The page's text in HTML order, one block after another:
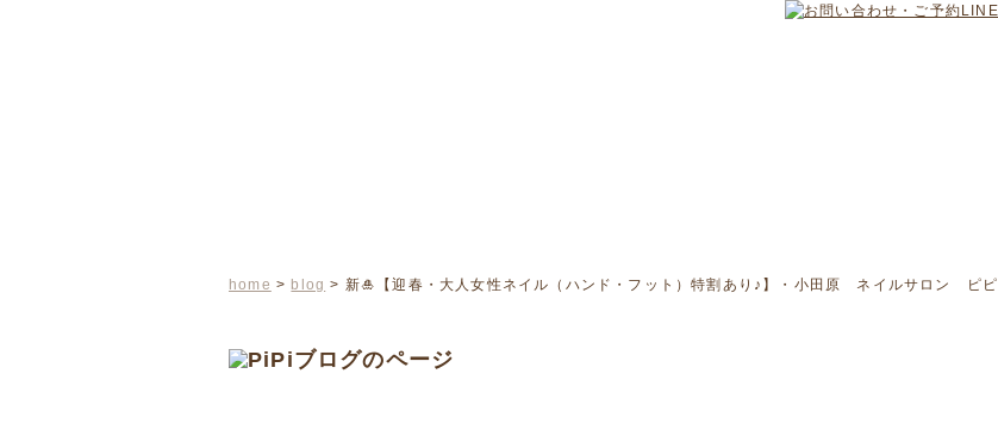
home > blog > 新🎍【迎春・大人女性ネイル（ハンド・フット）特割あり♪】・小田原 ネイルサロン ピピ